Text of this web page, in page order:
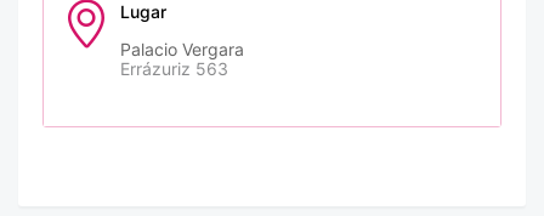
Lugar
Palacio Vergara
Errázuriz 563